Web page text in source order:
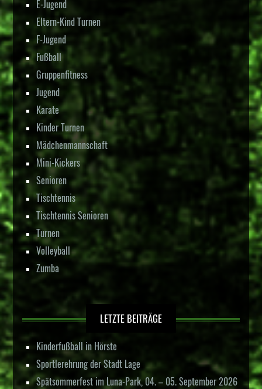
E-Jugend
Eltern-Kind Turnen
F-Jugend
Fußball
Gruppenfitness
Jugend
Karate
Kinder Turnen
Mädchenmannschaft
Mini-Kickers
Senioren
Tischtennis
Tischtennis Senioren
Turnen
Volleyball
Zumba
LETZTE BEITRÄGE
Kinderfußball in Hörste
Sportlerehrung der Stadt Lage
Spätsommerfest im Luna-Park, 04. – 05. September 2026